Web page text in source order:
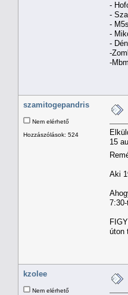
-
-
-
-
-
-
-
szamitogepandris
Nem elérhető
Hozzászólások: 524
15
Aki
úton
kzolee
Nem elérhető